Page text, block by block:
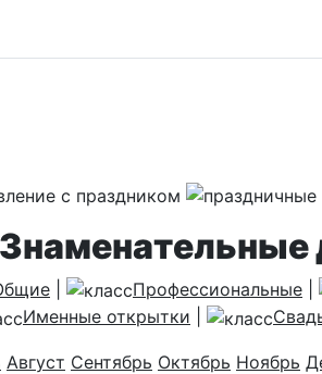
Профессиональные
Именные открытки
Август Сентябрь Октябрь Ноябрь